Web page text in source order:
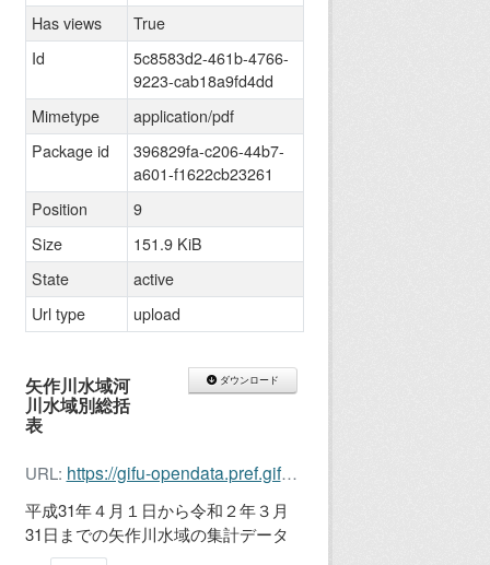
ダウンロード
矢作川水域河
川水域別総括
表
URL: https://gifu-opendata.pref.gifu.lg.jp/dataset/396829fa-c206-44b7-a601-f1622cb23261/resource/5c8583d2-461b-4766-9223-cab18a9fd4dd/download/r01-10-yahagi.pdf
平成31年４月１日から令和２年３月
31日までの矢作川水域の集計データ
Has views
True
Id
5c8583d2-461b-4766-
9223-cab18a9fd4dd
Mimetype
application/pdf
Package id
396829fa-c206-44b7-
a601-f1622cb23261
Position
9
Size
151.9 KiB
State
active
Url type
upload